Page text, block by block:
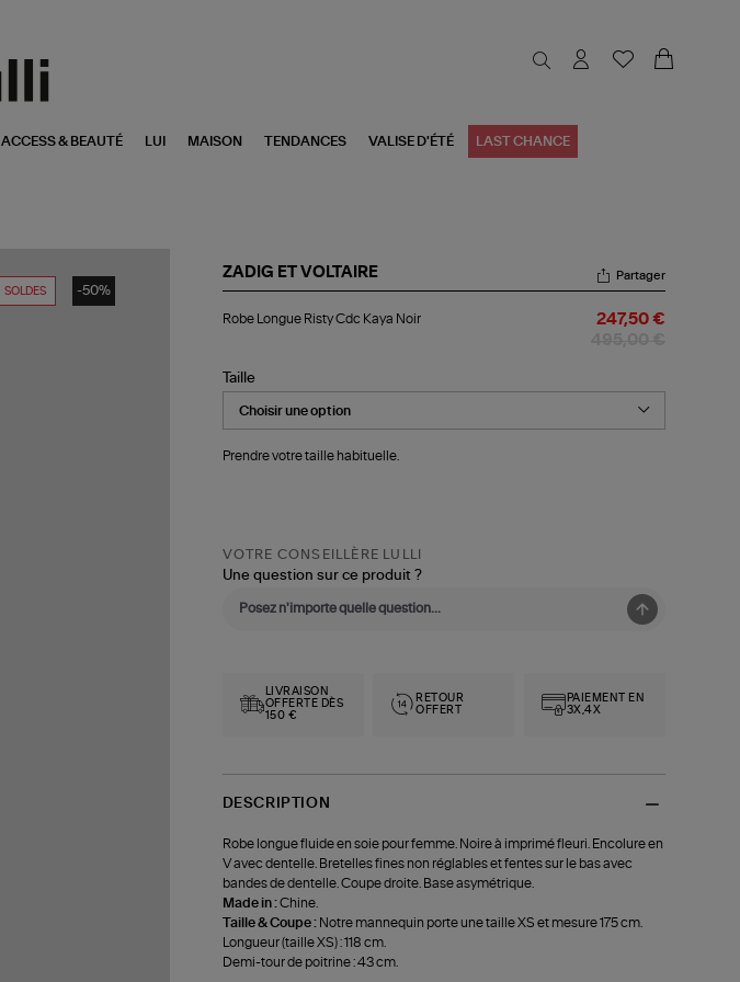
ACCESS & BEAUTÉ LUI MAISON TENDANCES VALISE D'ÉTÉ LAST CHANCE
SOLDES -50%
ZADIG ET VOLTAIRE
Longue
Kaya
Noir
Partager
Robe Longue Risty Cdc Kaya Noir 247,50 €
Taille
Prendre votre taille habituelle.
VOTRE CONSEILLÈRE LULLI
Une question sur ce produit ?
LIVRAISON
OFFERTE DÈS
150 €
RETOUR
OFFERT
PAIEMENT EN
3X,4X
DESCRIPTION
Robe longue fluide en soie pour femme. Noire à imprimé fleuri. Encolure en
V avec dentelle. Bretelles fines non réglables et fentes sur le bas avec
bandes de dentelle. Coupe droite. Base asymétrique.
Made in :Chine.
Taille & Coupe : Notre mannequin porte une taille XS et mesure 175 cm.
Longueur (taille XS) : 118 cm.
Demi-tour de poitrine : 43 cm.